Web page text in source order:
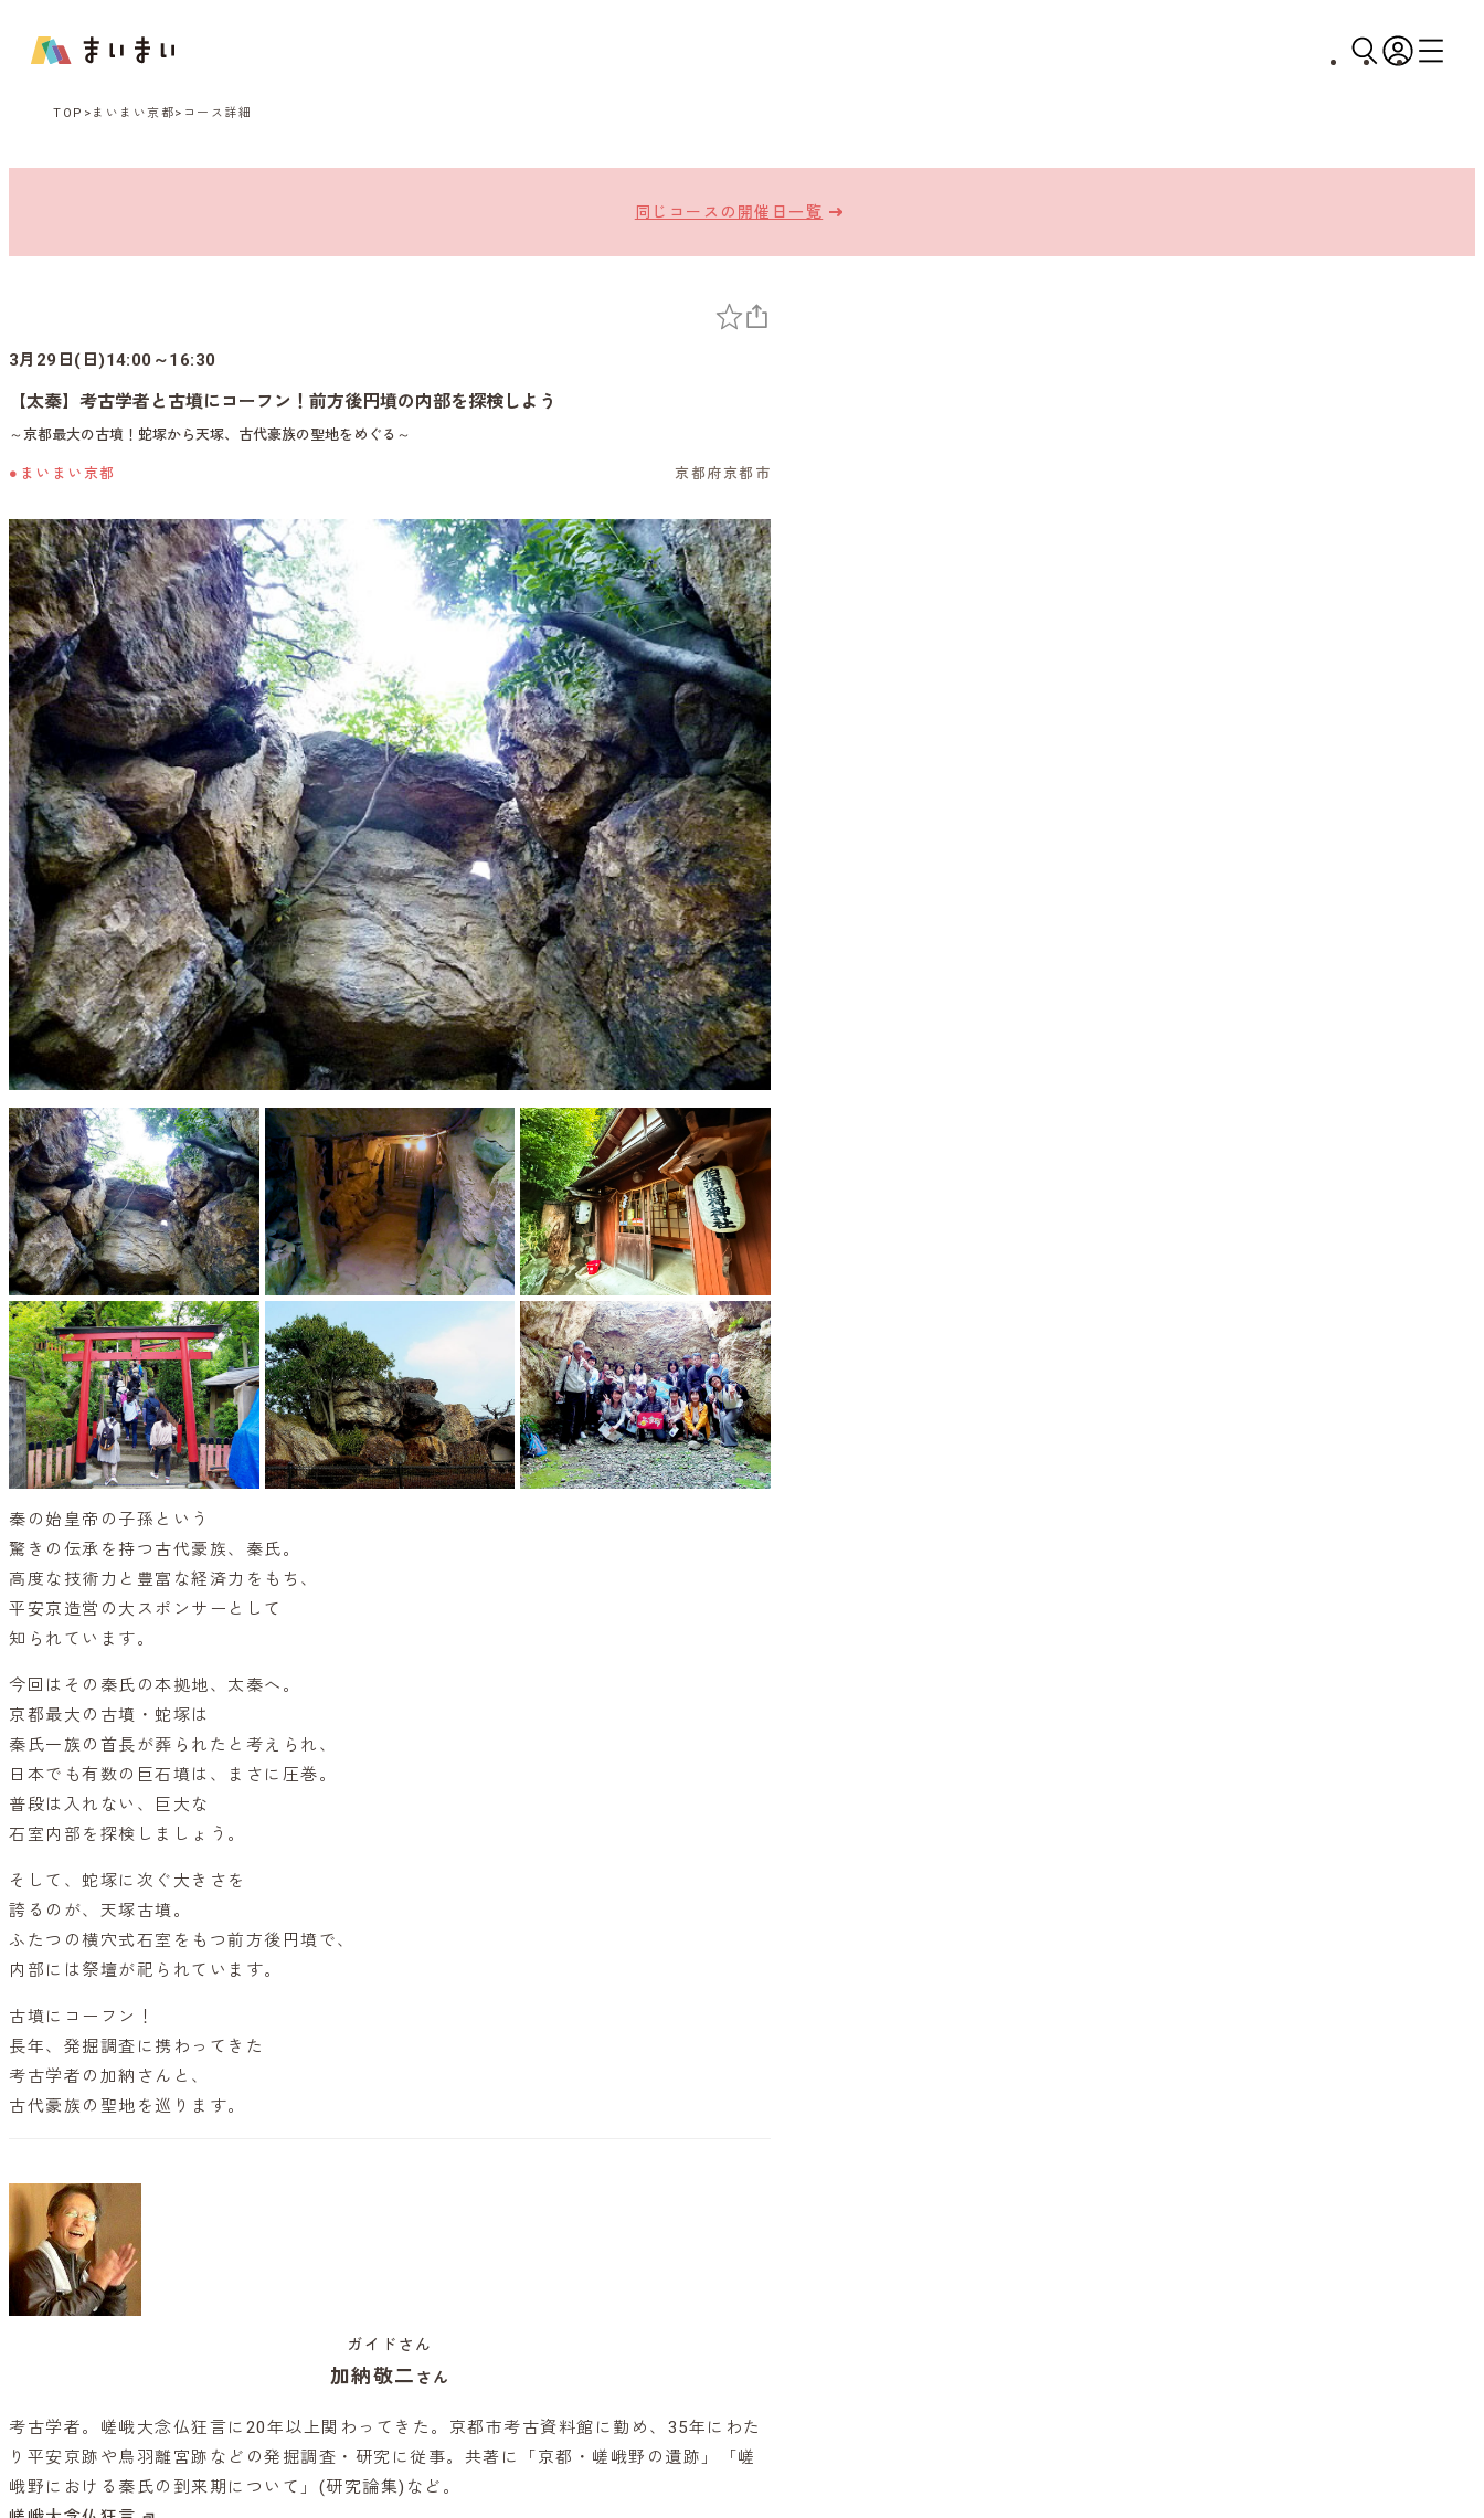
TOP まいまい京都 コース詳細
同じコースの開催日一覧
3月29日(日)14:00～16:30
【太秦】考古学者と古墳にコーフン！前方後円墳の内部を探検しよう
～京都最大の古墳！蛇塚から天塚、古代豪族の聖地をめぐる～
●まいまい京都 京都府京都市
秦の始皇帝の子孫という
驚きの伝承を持つ古代豪族、秦氏。
高度な技術力と豊富な経済力をもち、
平安京造営の大スポンサーとして
知られています。
今回はその秦氏の本拠地、太秦へ。
京都最大の古墳・蛇塚は
秦氏一族の首長が葬られたと考えられ、
日本でも有数の巨石墳は、まさに圧巻。
普段は入れない、巨大な
石室内部を探検しましょう。
そして、蛇塚に次ぐ大きさを
誇るのが、天塚古墳。
ふたつの横穴式石室をもつ前方後円墳で、
内部には祭壇が祀られています。
古墳にコーフン！
長年、発掘調査に携わってきた
考古学者の加納さんと、
古代豪族の聖地を巡ります。
ガイドさん
加納敬二 さん
考古学者。嵯峨大念仏狂言に20年以上関わってきた。京都市考古資料館に勤め、35年にわた
り平安京跡や鳥羽離宮跡などの発掘調査・研究に従事。共著に「京都・嵯峨野の遺跡」「嵯
峨野における秦氏の到来期について」(研究論集)など。